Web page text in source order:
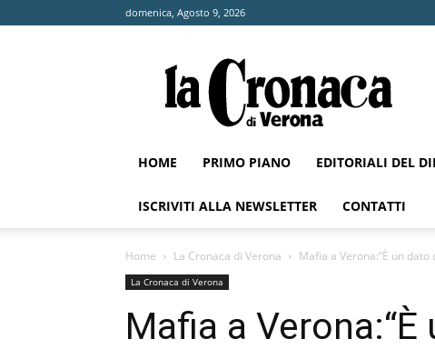
domenica, Agosto 9, 2026
Cronaca
di
Verona
HOME PRIMO PIANO EDITORIALI DEL
ISCRIVITI ALLA NEWSLETTER CONTATTI
Home La Cronaca di Verona Mafia a Verona:“È un dato
La Cronaca di Verona
Mafia a